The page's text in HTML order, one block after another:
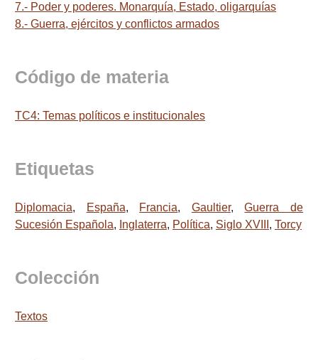
7.- Poder y poderes. Monarquía, Estado, oligarquías
8.- Guerra, ejércitos y conflictos armados
Código de materia
TC4: Temas políticos e institucionales
Etiquetas
Diplomacia, España, Francia, Gaultier,Guerra de
Sucesión Española, Inglaterra, Política, Siglo XVIII , Torcy
Colección
Textos